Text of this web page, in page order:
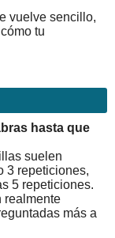
vuelve sencillo,
tu
hasta que
suelen
3 repeticiones,
5 repeticiones.
realmente
más a